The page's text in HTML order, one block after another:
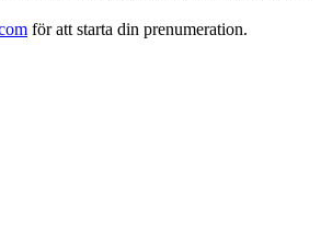
för att starta din prenumeration.